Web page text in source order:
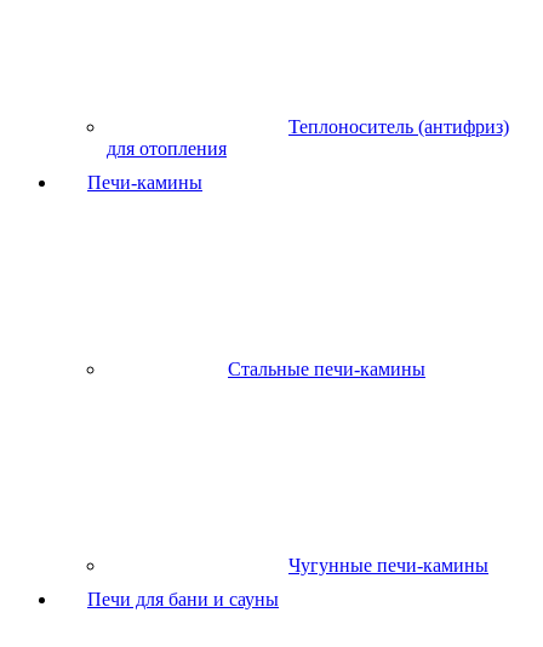
Теплоноситель (антифриз)
для отопления
Печи-камины
Стальные печи-камины
Чугунные печи-камины
Печи для бани и сауны